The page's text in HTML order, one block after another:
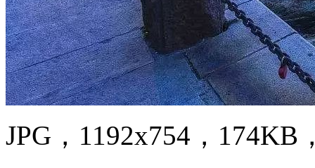
JPG，1192x754，174KB